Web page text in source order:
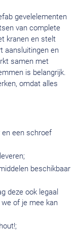
gevelelementen
van complete
kranen en stelt
aansluitingen en
samen met
is belangrijk.
omdat alles
een schroef
beschikbaar
deze ook legaal
of je mee kan